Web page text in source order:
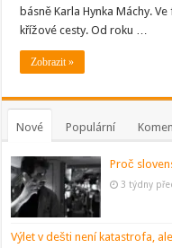
básně Karla Hynka Máchy.
křížové cesty. Od roku …
Zobrazit »
Nové Populární
Proč
3 týdny
Výlet v dešti není katastrofa,